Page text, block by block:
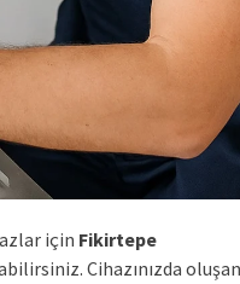
için Fikirtepe
Cihazınızda oluşan